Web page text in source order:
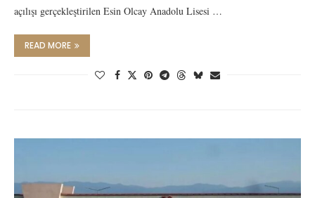
açılışı gerçekleştirilen Esin Olcay Anadolu Lisesi …
READ MORE